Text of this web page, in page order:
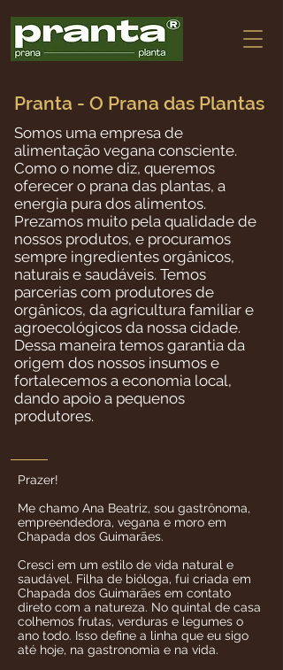
Pranta - O Prana das Plantas
Somos uma empresa de
alimentação vegana consciente.
Como o nome diz, queremos
oferecer o prana das plantas, a
energia pura dos alimentos.
Prezamos muito pela qualidade de
nossos produtos, e procuramos
sempre ingredientes orgânicos,
naturais e saudáveis. Temos
parcerias com produtores de
orgânicos, da agricultura familiar e
agroecológicos da nossa cidade.
Dessa maneira temos garantia da
origem dos nossos insumos e
fortalecemos a economia local,
dando apoio a pequenos
produtores.
Prazer!
Me chamo Ana Beatriz, sou gastrônoma,
empreendedora, vegana e moro em
Chapada dos Guimarães.
Cresci em um estilo de vida natural e
saudável. Filha de bióloga, fui criada em
Chapada dos Guimarães em contato
direto com a natureza. No quintal de casa
colhemos frutas, verduras e legumes o
ano todo. Isso define a linha que eu sigo
até hoje, na gastronomia e na vida.